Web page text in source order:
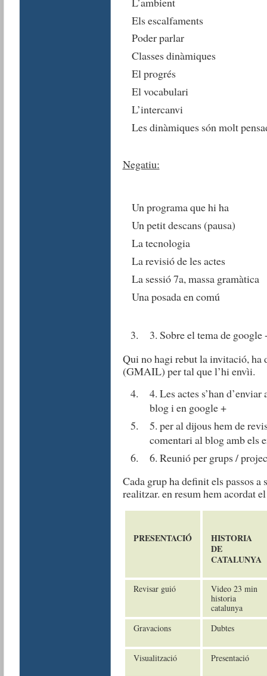
Els escalfaments
Poder parlar
Classes dinàmiques
El progrés
El vocabulari
L’intercanvi
Les dinàmiques són molt
Negatiu:
Un programa que hi ha
Un petit descans (pausa)
La tecnologia
La revisió de les actes
La sessió 7a, massa gramàtica
Una posada en comú
3. Sobre el tema de google
Qui no hagi rebut la invitació, ha
(GMAIL) per tal que l’hi envìi.
4. Les actes s’han
blog i en google +
5. per al dijous hem de
comentari al blog amb els
6. Reunió per grups /
Cada grup ha definit els passos
realitzar. en resum hem acordat
PRESENTACIÓ HISTORIA
DE
CATALUNYA
Revisar guió
Video 23 min
historia
catalunya
Gravacions
Dubtes
Visualització Presentació